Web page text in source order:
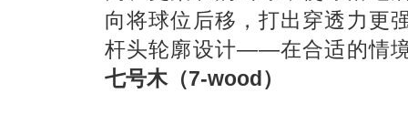
向将球位后移，打出穿透力更
杆头轮廓设计——在合适的情
七号木（7-wood）